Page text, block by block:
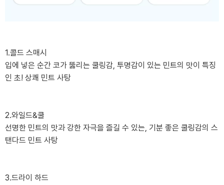
1.콜드 스매시
입에 넣은 순간 코가 뚫리는 쿨링감, 투명감이 있는 민트의 맛이 특징
인 초! 상쾌 민트 사탕
2.와일드&쿨
선명한 민트의 맛과 강한 자극을 즐길 수 있는, 기분 좋은 쿨링감의 스
탠다드 민트 사탕
3.드라이 하드